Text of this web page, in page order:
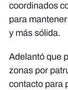
coordinados
para
y más sólida.
Adelantó que
zonas por
contacto para